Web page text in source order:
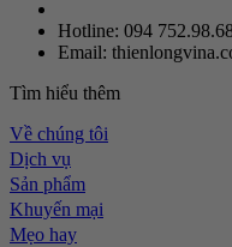
Hotline: 094
Email:
Tìm hiểu thêm
Về chúng tôi
Dịch vụ
Sản phẩm
Khuyến mại
Mẹo hay